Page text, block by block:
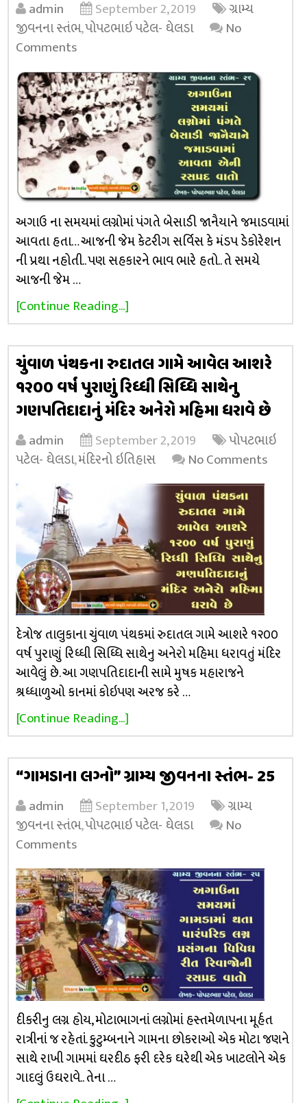
admin September 2, 2019
ગ્રામ્ય
જીવનના સ્તંભ,પોપટભાઇ પટેલ- ઘેલડા
No
Comments
અગાઉ ના સમયમાં લગ્નોમાં પંગતે બેસાડી જાનૈયાને જમાડવામાં
આવતા હતા… આજની જેમ કેટરીગ સર્વિસ કે મંડપ ડેકોરેશન
ની પ્રથા નહોતી.. પણ સહકારને ભાવ ભારે હતો.. તે સમયે
આજની જેમ …
[Continue Reading...]
ચુંવાળ પંથકના રુદાતલ ગામે આવેલ આશરે
૧૨૦૦ વર્ષ પુરાણું રિધ્ધી સિધ્ધિ સાથેનુ
ગણપતિદાદાનું મંદિર અનેરો મહિમા ધરાવે છે
admin September 2, 2019
પોપટભાઇ
પટેલ- ઘેલડા,મંદિરનો ઇતિહાસ No Comments
દેત્રોજ તાલુકાના ચુંવાળ પંથકમાં રુદાતલ ગામે આશરે ૧૨૦૦
વર્ષ પુરાણું રિધ્ધી સિધ્ધિ સાથેનુ અનેરો મહિમા ધરાવતું મંદિર
આવેલું છે. આ ગણપતિદાદાની સામે મુષક મહારાજને
શ્રધ્ધાળુઓ કાનમાં કોઇપણ અરજ કરે …
[Continue Reading...]
“ગામડાના લગ્નો” ગ્રામ્ય જીવનના સ્તંભ- 25
admin September 1, 2019
ગ્રામ્ય
જીવનના સ્તંભ,પોપટભાઇ પટેલ- ઘેલડા
No
Comments
દીકરીનુ લગ્ન હોય, મોટાભાગનાં લગ્નોમાં હસ્તમેળાપના મૂર્હત
રાત્રીનાં જ રહેતાં. કુટુમ્બનાને ગામના છોકરાઓ એક મોટા જણને
સાથે રાખી ગામમાં ઘરદીઠ ફરી દરેક ઘરેથી એક ખાટલોને એક
ગાદલું ઉઘરાવે.. તેના …